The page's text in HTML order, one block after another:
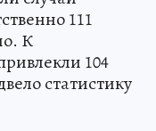
111
К
104
статистику